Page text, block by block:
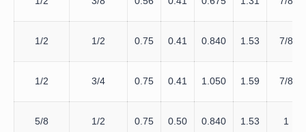
1/2 1/2 0.75 0.41 0.840 1.53 7/8
1/2 3/4 0.75 0.41 1.050 1.59 7/8
5/8 1/2 0.75 0.50 0.840 1.53 1